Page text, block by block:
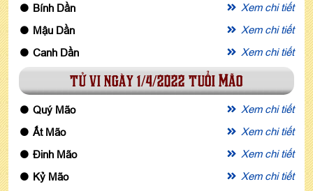
Bính Dần
Xem chi tiết
Mậu Dần
Xem chi tiết
Canh Dần
Xem chi tiết
tử vi ngày 1/4/2022 tuổi Mão
Quý Mão
Xem chi tiết
Ất Mão
Xem chi tiết
Đinh Mão
Xem chi tiết
Kỷ Mão
Xem chi tiết